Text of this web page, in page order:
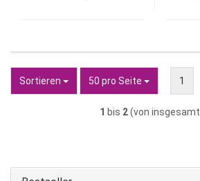
Sortieren
Sortieren 50 pro Seite
pro Seite 1
1 bis 2(von insgesamt